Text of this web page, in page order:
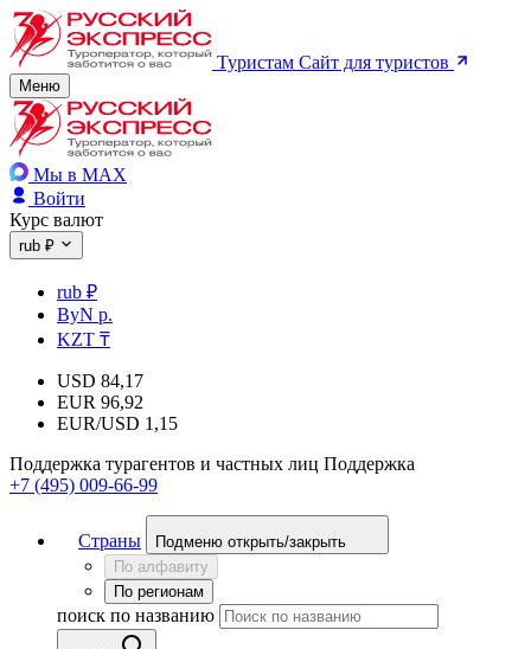
Туристам Сайт для туристов
Меню
Мы в MAX
Войти
Курс валют
rub ₽
rub ₽
ByN р.
KZT ₸
USD 84,17
EUR 96,92
EUR/USD 1,15
Поддержка турагентов и частных лиц Поддержка
+7 (495) 009-66-99
Страны
Подменю открыть/закрыть
По алфавиту
По регионам
поиск по названию